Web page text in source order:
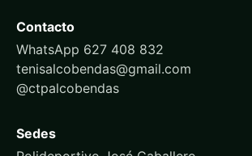
Contacto
WhatsApp 627 408 832
tenisalcobendas@gmail.com
@ctpalcobendas
Sedes